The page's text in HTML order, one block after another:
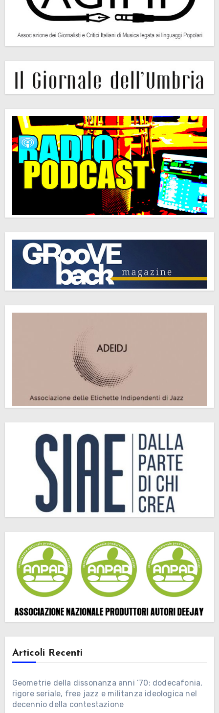
Articoli Recenti
Geometrie della dissonanza anni ’70: dodecafonia,
rigore seriale, free jazz e militanza ideologica nel
decennio della contestazione